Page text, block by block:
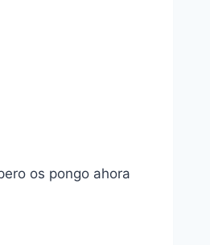
os pongo ahora